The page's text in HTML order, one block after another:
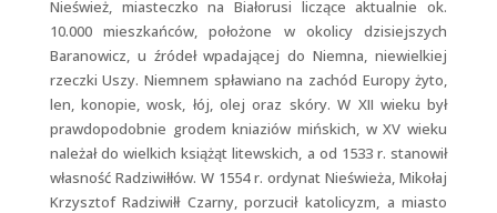
Nieśwież, miasteczko na Białorusi liczące aktualnie ok.
10.000 mieszkańców, położone w okolicy dzisiejszych
Baranowicz, u źródeł wpadającej do Niemna, niewielkiej
rzeczki Uszy. Niemnem spławiano na zachód Europy żyto,
len, konopie, wosk, łój, olej oraz skóry. W XII wieku był
prawdopodobnie grodem kniaziów mińskich, w XV wieku
należał do wielkich książąt litewskich, a od 1533 r. stanowił
własność Radziwiłłów. W 1554 r. ordynat Nieświeża, Mikołaj
Krzysztof Radziwiłł Czarny, porzucił katolicyzm, a miasto